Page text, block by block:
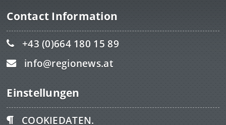
Contact Information
+43 (0)664 180 15 89
info@regionews.at
Einstellungen
COOKIEDATEN.